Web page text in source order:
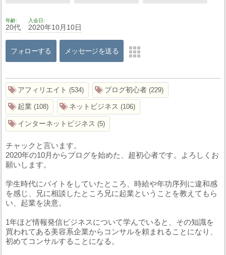
年齢
20代
入会日
2020年10月10日
フォローする メッセージを送る
アフィリエイト 534 ブログ初心者 229
起業 108 ネットビジネス 106
インターネットビジネス 5
チャックと言います。
2020年の10月からブログを始めた、超初心者です。よろしくお
願いします。
学生時代にバイトをしていたところ、時給や年功序列に違和感
を感じ、兄に相談したところ兄に起業ということを教えてもら
い、起業を決意。
1年ほど情報発信ビジネスについて学んでいると、その知識を
買われてある美容系企業からコンサルを頼まれることになり、
初めてコンサルすることになる。